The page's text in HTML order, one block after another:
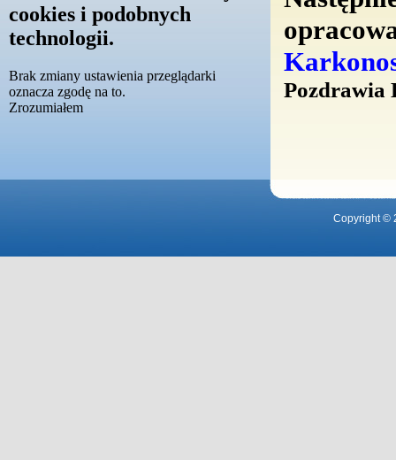
cookies i podobnych
technologii.
Brak zmiany ustawienia przeglądarki
oznacza zgodę na to.
Zrozumiałem
Pozdrawia
Copyright ©